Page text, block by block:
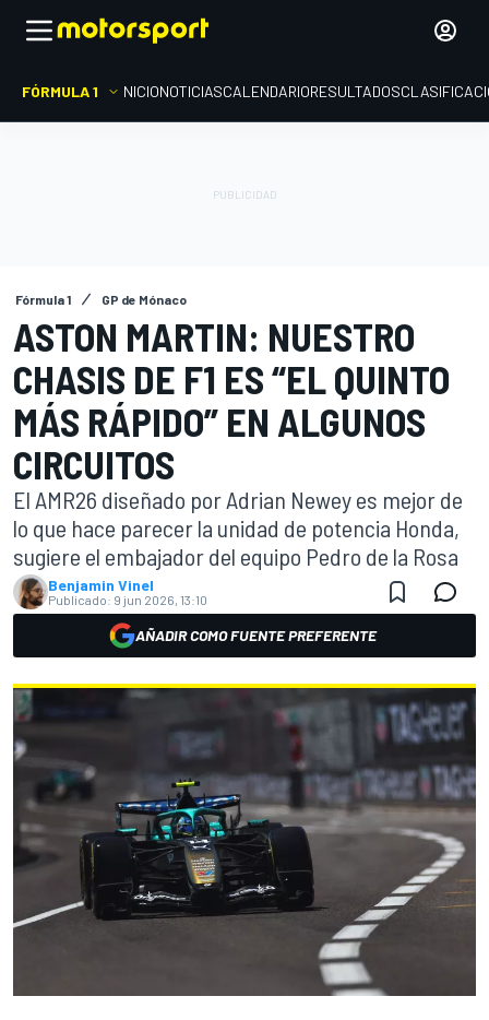
FÓRMULA 1 INICIONOTICIASCALENDARIORESULTADOS
Fórmula 1 GP de Mónaco
ASTON MARTIN: NUESTRO
CHASIS DE F1 ES “EL QUINTO
MÁS RÁPIDO” EN ALGUNOS
CIRCUITOS
El AMR26 diseñado por Adrian Newey es mejor de
lo que hace parecer la unidad de potencia Honda,
sugiere el embajador del equipo Pedro de la Rosa
Benjamin Vinel
Publicado: 9 jun 2026, 13:10
AÑADIR COMO FUENTE PREFERENTE